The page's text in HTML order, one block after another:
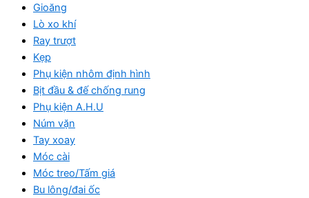
Gioăng
Lò xo khí
Ray trượt
Kẹp
Phụ kiện nhôm định hình
Bịt đầu & đế chống rung
Phụ kiện A.H.U
Núm vặn
Tay xoay
Móc cài
Móc treo/Tấm giá
Bu lông/đai ốc